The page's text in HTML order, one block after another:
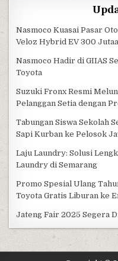
Nasmoco Kuasai Pasar
Veloz Hybrid EV 300
Nasmoco Hadir di GIIAS
Toyota
Suzuki Fronx Resmi
Pelanggan Setia dengan
Tabungan Siswa Sekolah
Sapi Kurban ke Pelosok
Laju Laundry: Solusi
Laundry di Semarang
Promo Spesial Ulang
Toyota Gratis Liburan ke
Jateng Fair 2025 Segera